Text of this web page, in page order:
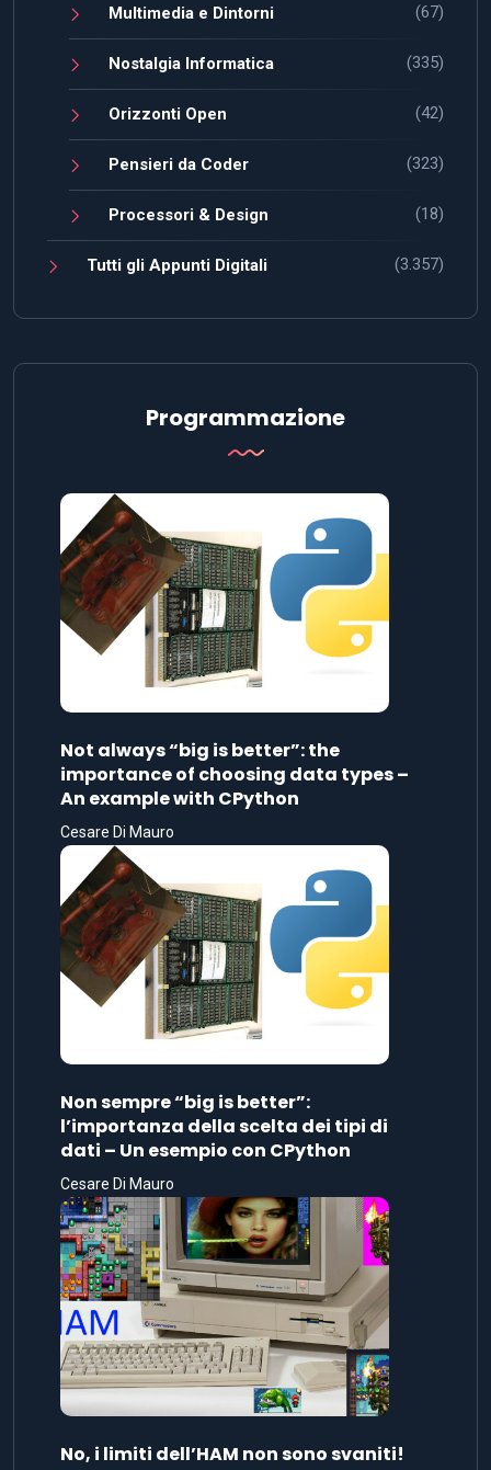
Multimedia e Dintorni (67)
Nostalgia Informatica (335)
Orizzonti Open (42)
Pensieri da Coder (323)
Processori & Design (18)
Tutti gli Appunti Digitali (3.357)
Programmazione
Not always “big is better”: the
importance of choosing data types –
An example with CPython
Cesare Di Mauro
Non sempre “big is better”:
l’importanza della scelta dei tipi di
dati – Un esempio con CPython
Cesare Di Mauro
No, i limiti dell’HAM non sono svaniti!